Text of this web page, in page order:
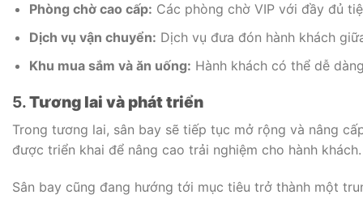
Phòng chờ cao cấp: Các phòng chờ VIP với đầy đủ
Dịch vụ vận chuyển: Dịch vụ đưa đón hành khách
Khu mua sắm và ăn uống: Hành khách có thể dễ
5.Tương lai và phát triển
Trong tương lai, sân bay sẽ tiếp tục mở rộng và nâng
được triển khai để nâng cao trải nghiệm cho hành khách.
Sân bay cũng đang hướng tới mục tiêu trở thành một